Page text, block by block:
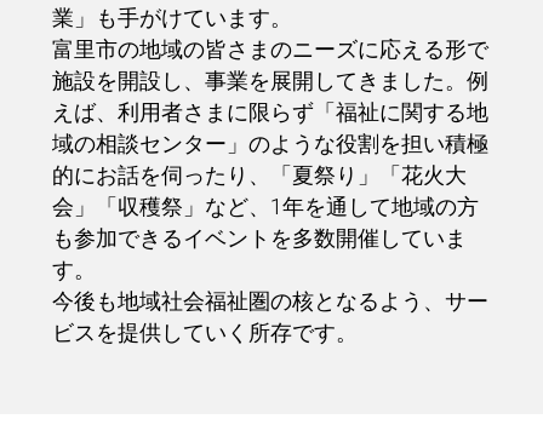
業」も手がけています。
富里市の地域の皆さまのニーズに応える形で
施設を開設し、事業を展開してきました。例
えば、利用者さまに限らず「福祉に関する地
域の相談センター」のような役割を担い積極
的にお話を伺ったり、「夏祭り」「花火大
会」「収穫祭」など、1年を通して地域の方
も参加できるイベントを多数開催していま
す。
今後も地域社会福祉圏の核となるよう、サー
ビスを提供していく所存です。